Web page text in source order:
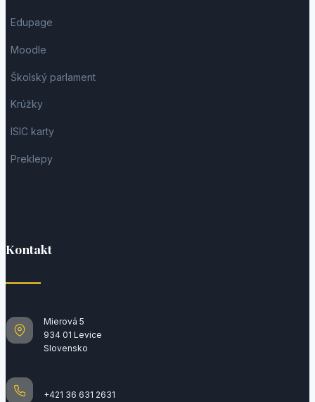
Edupage
Moodle
Školský parlament
Krúžky
ISIC karty
Preklepy
Kontakt
Mierová 5
934 01 Levice
Slovensko
+421 36 631 2631